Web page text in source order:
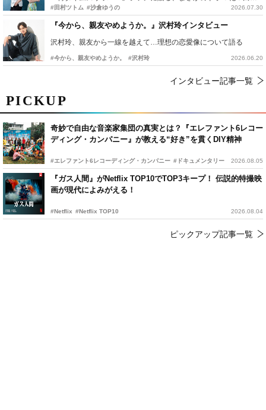
PICKUP
奇妙で自由な音楽家集団の真実とは？『エレファント6レコー
ディング・カンパニー』が教える“好き”を貫くDIY精神
#エレファント6レコーディング・カンパニー #ドキュメンタリー 2026.08.05
『ガス人間』がNetflix TOP10でTOP3キープ！ 伝説的特撮映
画が現代によみがえる！
#Netflix #Netflix TOP10 2026.08.04
ピックアップ記事一覧
#田村ツトム #沙倉ゆうの 2026.07.30
『今から、親友やめようか。』沢村玲インタビュー
沢村玲、親友から一線を越えて…理想の恋愛像について語る
#今から、親友やめようか。 #沢村玲 2026.06.20
インタビュー記事一覧